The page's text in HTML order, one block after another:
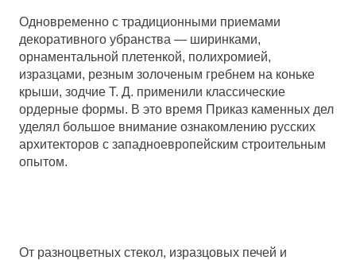
Одновременно с традиционными приемами
декоративного убранства — ширинками,
орнаментальной плетенкой, полихромией,
изразцами, резным золоченым гребнем на коньке
крыши, зодчие Т. Д. применили классические
ордерные формы. В это время Приказ каменных дел
уделял большое внимание ознакомлению русских
архитекторов с западноевропейским строительным
опытом.
От разноцветных стекол, изразцовых печей и